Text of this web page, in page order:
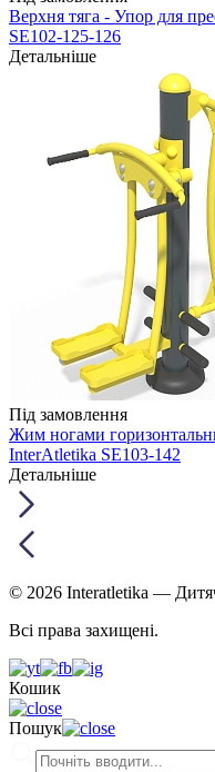
Верхня тяга - Упор для
SE102-125-126
Детальніше
Під замовлення
Жим ногами
InterAtletika SE103-142
Детальніше
© 2026 Interatletika —
Всі права захищені.
Кошик
Пошук